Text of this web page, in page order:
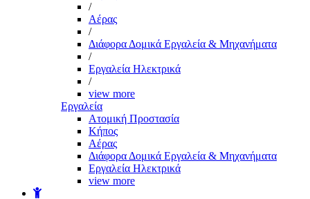
/
Αέρας
/
Διάφορα Δομικά Εργαλεία & Μηχανήματα
/
Εργαλεία Ηλεκτρικά
/
view more
Εργαλεία
Aτομική Προστασία
Kήπος
Αέρας
Διάφορα Δομικά Εργαλεία & Μηχανήματα
Εργαλεία Ηλεκτρικά
view more